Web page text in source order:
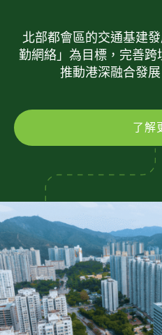
北部都會區的交通基建
勤網絡」為目標，完善跨
推動港深融合發
了解